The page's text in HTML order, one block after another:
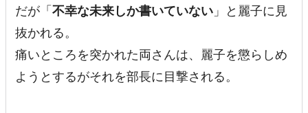
だが「不幸な未来しか書いていない 」と麗子に見
抜かれる。
痛いところを突かれた両さんは、麗子を懲らしめ
ようとするがそれを部長に目撃される。